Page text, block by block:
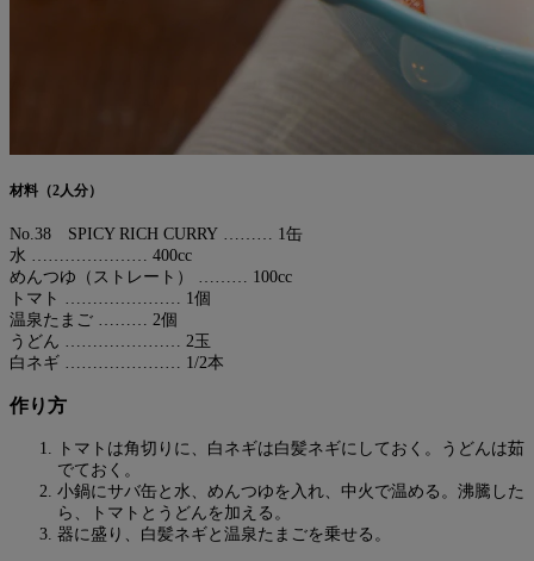
材料（2人分）
No.38 SPICY RICH CURRY ……… 1缶
水 ………………… 400cc
めんつゆ（ストレート） ……… 100cc
トマト ………………… 1個
温泉たまご ……… 2個
うどん ………………… 2玉
白ネギ ………………… 1/2本
作り方
トマトは角切りに、白ネギは白髪ネギにしておく。うどんは茹
でておく。
小鍋にサバ缶と水、めんつゆを入れ、中火で温める。沸騰した
ら、トマトとうどんを加える。
器に盛り、白髪ネギと温泉たまごを乗せる。